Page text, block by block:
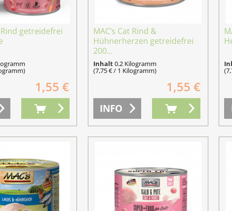
Rind getreidefrei
1,55 €
MAC’s Cat Rind &
Hühnerherzen getreidefrei
200...
Inhalt0.2 Kilogramm
(7,75 € / 1 Kilogramm)
1,55 €
INFO